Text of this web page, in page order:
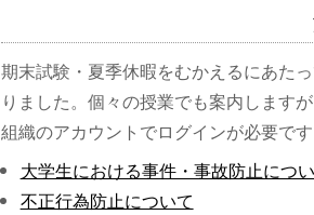
期末試験・夏季休暇をむかえるにあた
りました。個々の授業でも案内します
組織のアカウントでログインが必要です
大学生における事件・事故防止につ
不正行為防止について